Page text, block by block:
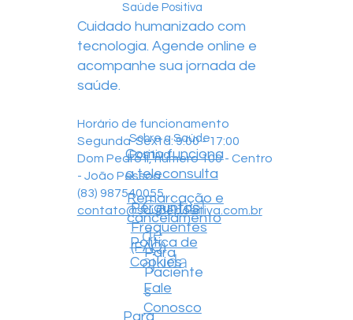
Cuidado humanizado com
tecnologia. Agende online e
acompanhe sua jornada de
saúde.
Horário de funcionamento
Segunda-Sexta: 9:00 - 17:00
Dom Pedro II, número 100 - Centro
- João Pessoa
(83) 987540055
contato@saudepositiva.com.br
Sobre a Saúde
Positiva
Central
de
ajuda
Para
Paciente
s
Para
Perguntas
Frequentes
(FAQ)
Como funciona
a teleconsulta
Remarcação e
cancelamento
Política de
Cookies
Fale
Conosco
Saúde Positiva